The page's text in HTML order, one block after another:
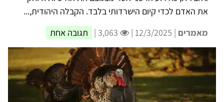
את האדם לכדי קיום הישרדותי בלבד. הקבלה היהודית,...
מאמרים | 12/3/2025 | תגובה אחת